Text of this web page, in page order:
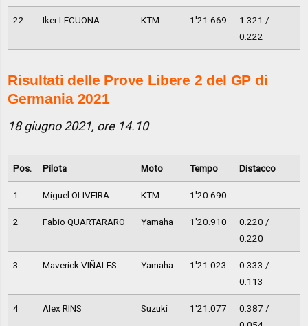
22 Iker LECUONA KTM 1'21.669
1.321 /
0.222
Risultati delle Prove Libere 2 del GP di
Germania 2021
18 giugno 2021, ore 14.10
Pos. Pilota Moto Tempo Distacco
1 Miguel OLIVEIRA KTM 1'20.690
2 Fabio QUARTARARO Yamaha 1'20.910
0.220 /
0.220
3 Maverick VIÑALES Yamaha 1'21.023
0.333 /
0.113
4 Alex RINS Suzuki 1'21.077
0.387 /